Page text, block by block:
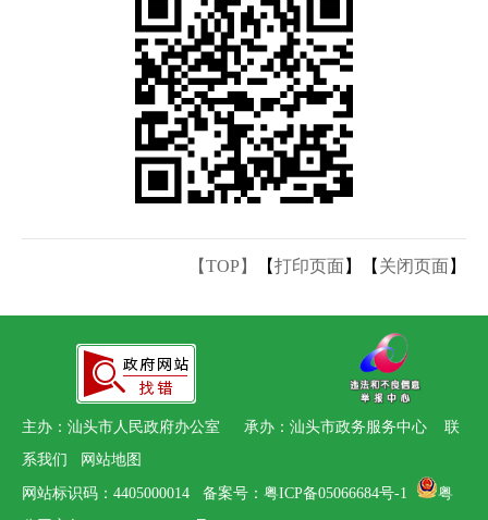
【TOP】 【打印页面】【 关闭页面】
主办：汕头市人民政府办公室 承办：汕头市政务服务中心 联
系我们
网站地图
网站标识码：4405000014 备案号：粤ICP备05066684号-1
粤